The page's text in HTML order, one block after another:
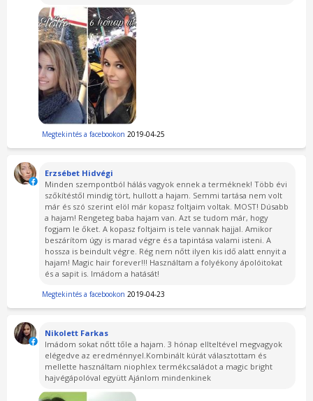
Megtekintés a facebookon 2019-04-25
Erzsébet Hidvégi
Minden szempontból hálás vagyok ennek a terméknek! Több évi
szőkítéstől mindig tört, hullott a hajam. Semmi tartása nem volt
már és szó szerint elöl már kopasz foltjaim voltak. MOST! Dúsabb
a hajam! Rengeteg baba hajam van. Azt se tudom már, hogy
fogjam le őket. A kopasz foltjaim is tele vannak hajjal. Amikor
beszárítom úgy is marad végre és a tapintása valami isteni. A
hossza is beindult végre. Rég nem nőtt ilyen kis idő alatt ennyit a
hajam! Magic hair forever!!! Használtam a folyékony ápolóitokat
és a sapit is. Imádom a hatását!
Megtekintés a facebookon 2019-04-23
Nikolett Farkas
Imádom sokat nőtt tőle a hajam. 3 hónap ellteltével megvagyok
elégedve az eredménnyel.Kombinált kúrát választottam és
mellette használtam niophlex termékcsaládot a magic bright
hajvégápolóval együtt Ajánlom mindenkinek